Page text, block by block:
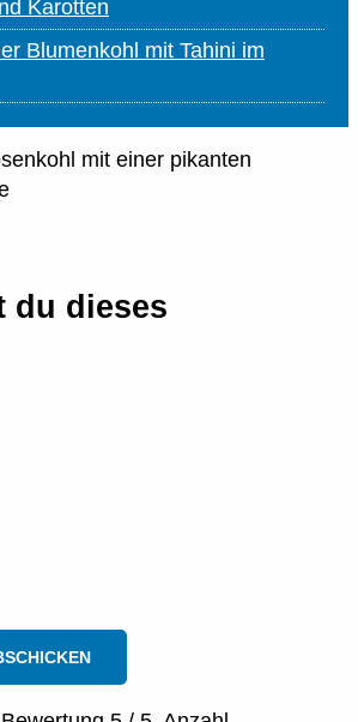
Karotten
Blumenkohl mit Tahini im
du dieses